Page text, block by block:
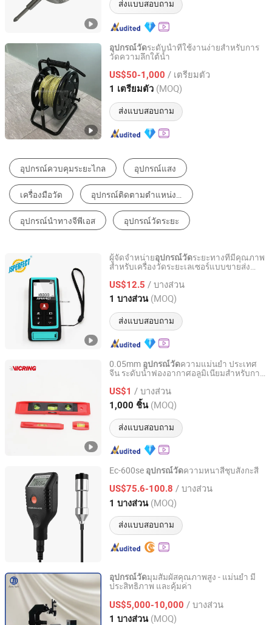
ส่งแบบสอบถาม
อุปกรณ์วัดระดับน้ำที่ใช้งานง่ายสำหรับการ
วัดความลึกใต้น้ำ
US$50-1,000 / เตรียมตัว
1 เตรียมตัว (MOQ)
ส่งแบบสอบถาม
Chongqing Gold Mechanical & Electrical Equipment Co.,
Ltd.
Chongqing, China อัตราจาก 2007
อุปกรณ์วัด
ระบบวัดด้วยวิดีโอ
เกจวัด เครื่องชั่งน้ำหนักตัว
ผู้จัดจำหน่ายอุปกรณ์วัดระยะทางที่มีคุณภาพ
สำหรับเครื่องวัดระยะเลเซอร์แบบขายส่ง
US$12.5 / บางส่วน
1 บางส่วน (MOQ)
ส่งแบบสอบถาม
Nantong Perfect Trade Company Limited
Jiangsu, China อัตราจาก 2018
0.05mm อุปกรณ์วัดความแม่นยำ ประเทศ
จีน ระดับน้ำฟองอากาศอลูมิเนียมสำหรับการ
US$1 / บางส่วน
1,000 ชิ้น (MOQ)
ส่งแบบสอบถาม
Shanghai Rainbow Industry and Trade Co., Ltd.
Shanghai, China อัตราจาก 2020
Ec-600se อุปกรณ์วัดความหนาสีชุบสังกะสี
US$75.6-100.8 / บางส่วน
1 บางส่วน (MOQ)
ส่งแบบสอบถาม
Shenzhen Yowexa Measurement Technology Co., Ltd.
Guangdong, China อัตราจาก 2015
อุปกรณ์วัดมุมสัมผัสคุณภาพสูง - แม่นยำ มี
ประสิทธิภาพ และคุ้มค่า
US$5,000-10,000 / บางส่วน
1 บางส่วน (MOQ)
Jinan Boni Technology Co., Ltd
Shandong, China อัตราจาก 2023